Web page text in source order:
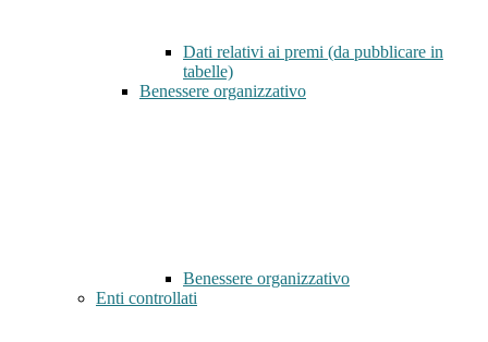
Dati relativi ai premi (da pubblicare in
tabelle)
Benessere organizzativo
Benessere organizzativo
Enti controllati